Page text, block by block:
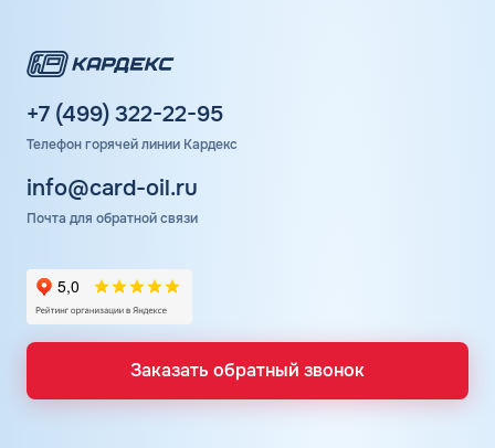
+7 (499) 322-22-95
Телефон горячей линии Кардекс
info@card-oil.ru
Почта для обратной связи
Заказать обратный звонок